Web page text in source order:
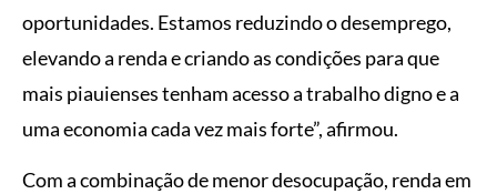
oportunidades. Estamos reduzindo o desemprego,
elevando a renda e criando as condições para que
mais piauienses tenham acesso a trabalho digno e a
uma economia cada vez mais forte”, afirmou.
Com a combinação de menor desocupação, renda em